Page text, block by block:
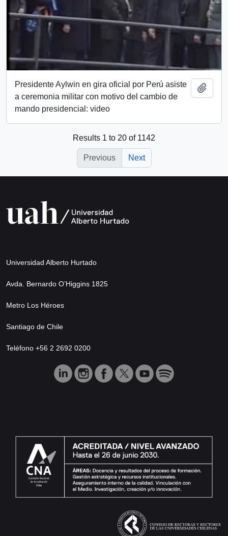
Presidente Aylwin en gira oficial por Perú asiste
a ceremonia militar con motivo del cambio de
mando presidencial: video
Results 1 to 20 of 1142
Previous Next
Universidad Alberto Hurtado
Avda. Bernardo O’Higgins 1825
Metro Los Héroes
Santiago de Chile
Teléfono +56 2 2692 0200